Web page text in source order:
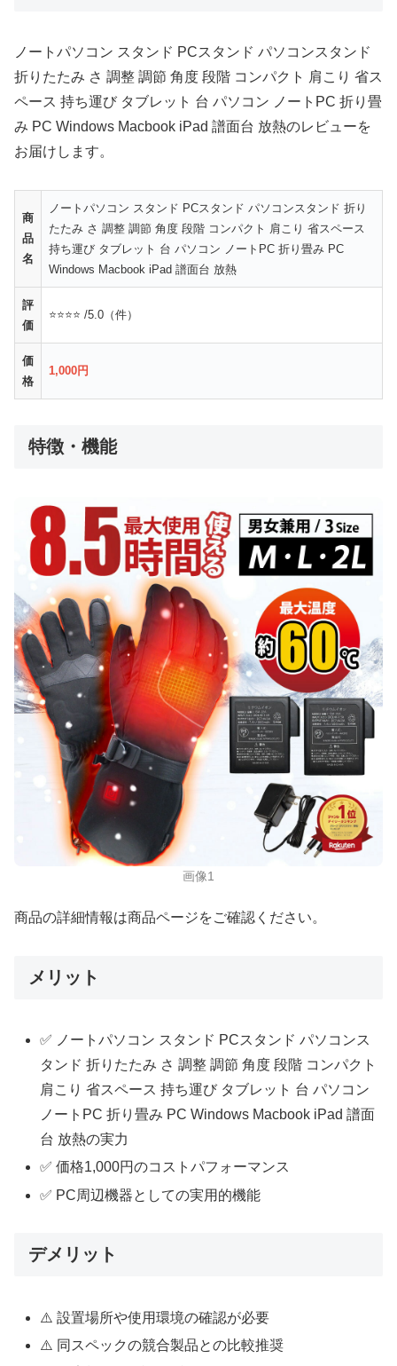
ノートパソコン スタンド PCスタンド パソコンスタンド
折りたたみ さ 調整 調節 角度 段階 コンパクト 肩こり 省ス
ペース 持ち運び タブレット 台 パソコン ノートPC 折り畳
み PC Windows Macbook iPad 譜面台 放熱のレビューを
お届けします。
商
品
名
ノートパソコン スタンド PCスタンド パソコンスタンド 折り
たたみ さ 調整 調節 角度 段階 コンパクト 肩こり 省スペース
持ち運び タブレット 台 パソコン ノートPC 折り畳み PC
Windows Macbook iPad 譜面台 放熱
評
価
⭐⭐⭐⭐ /5.0（件）
価
格
1,000円
特徴・機能
画像1
商品の詳細情報は商品ページをご確認ください。
メリット
✅ ノートパソコン スタンド PCスタンド パソコンス
タンド 折りたたみ さ 調整 調節 角度 段階 コンパクト
肩こり 省スペース 持ち運び タブレット 台 パソコン
ノートPC 折り畳み PC Windows Macbook iPad 譜面
台 放熱の実力
✅ 価格1,000円のコストパフォーマンス
✅ PC周辺機器としての実用的機能
デメリット
⚠️ 設置場所や使用環境の確認が必要
⚠️ 同スペックの競合製品との比較推奨